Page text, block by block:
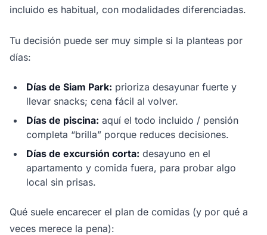
incluido es habitual, con modalidades diferenciadas.
Tu decisión puede ser muy simple si la planteas por
días:
Días de Siam Park: prioriza desayunar fuerte y
llevar snacks; cena fácil al volver.
Días de piscina: aquí el todo incluido / pensión
completa “brilla” porque reduces decisiones.
Días de excursión corta: desayuno en el
apartamento y comida fuera, para probar algo
local sin prisas.
Qué suele encarecer el plan de comidas (y por qué a
veces merece la pena):